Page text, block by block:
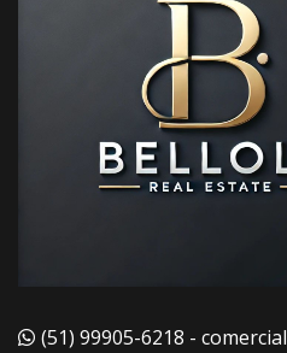
(51) 99905-6218 - comercial